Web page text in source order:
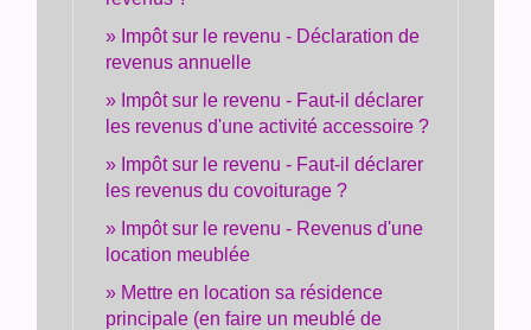
Impôt sur le revenu - Déclaration de
revenus annuelle
Impôt sur le revenu - Faut-il déclarer
les revenus d'une activité accessoire ?
Impôt sur le revenu - Faut-il déclarer
les revenus du covoiturage ?
Impôt sur le revenu - Revenus d'une
location meublée
Mettre en location sa résidence
principale (en faire un meublé de